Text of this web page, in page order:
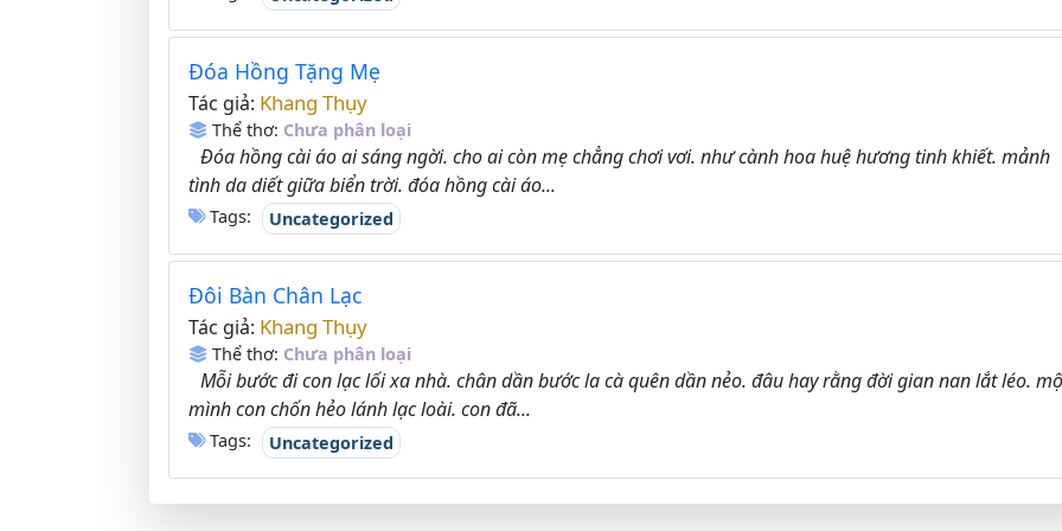
Đóa Hồng Tặng Mẹ
Tác giả: Khang Thụy
Thể thơ: Chưa phân loại
Đóa hồng cài áo ai sáng ngời. cho ai còn mẹ chẳng chơi vơi. như cành hoa huệ hương tinh khiết. mảnh
tình da diết giữa biển trời. đóa hồng cài áo...
Tags: Uncategorized
Đôi Bàn Chân Lạc
Tác giả: Khang Thụy
Thể thơ: Chưa phân loại
Mỗi bước đi con lạc lối xa nhà. chân dần bước la cà quên dần nẻo. đâu hay rằng đời gian nan lắt léo.
mình con chốn hẻo lánh lạc loài. con đã...
Tags: Uncategorized